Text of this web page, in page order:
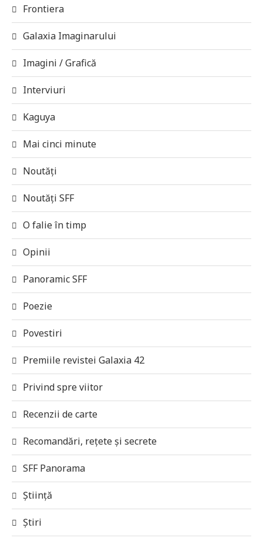
Frontiera
Galaxia Imaginarului
Imagini / Grafică
Interviuri
Kaguya
Mai cinci minute
Noutăți
Noutăți SFF
O falie în timp
Opinii
Panoramic SFF
Poezie
Povestiri
Premiile revistei Galaxia 42
Privind spre viitor
Recenzii de carte
Recomandări, rețete și secrete
SFF Panorama
Știință
Știri